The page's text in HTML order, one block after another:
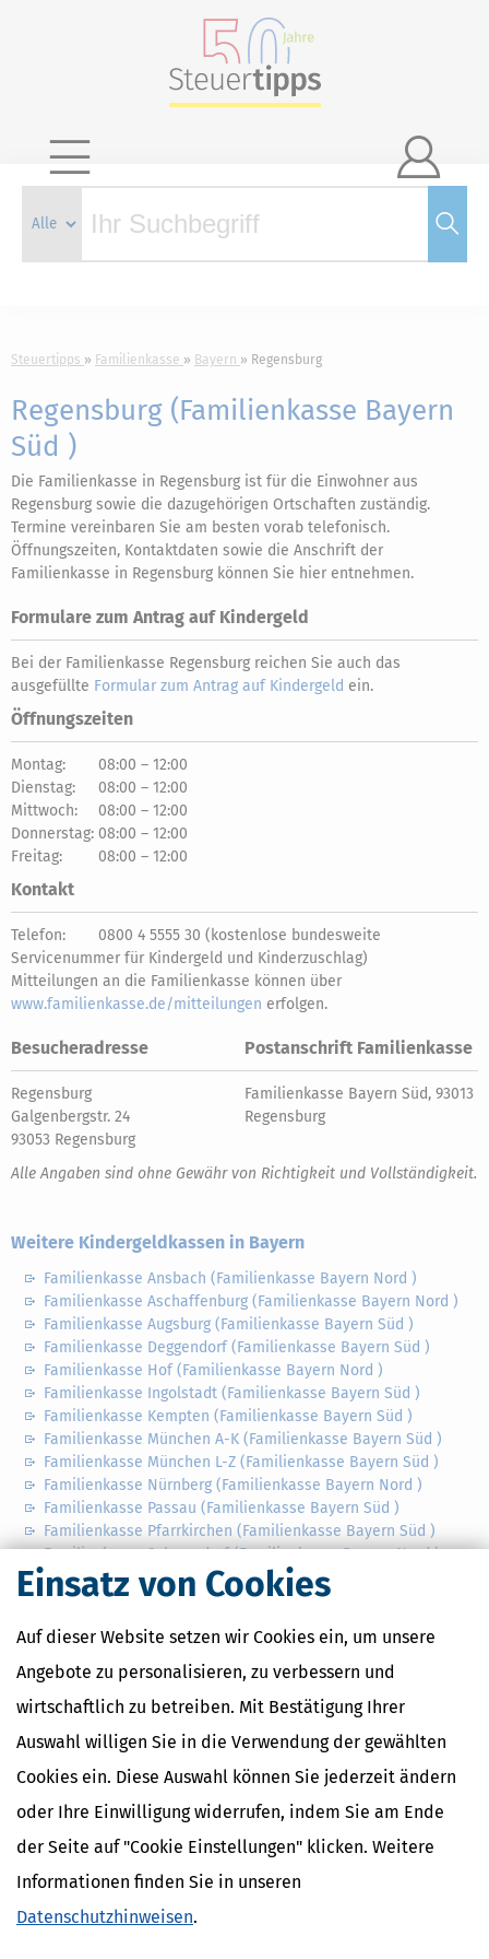
Einsatz von Cookies
Auf dieser Website setzen wir Cookies ein, um unsere
Angebote zu personalisieren, zu verbessern und
wirtschaftlich zu betreiben. Mit Bestätigung Ihrer
Auswahl willigen Sie in die Verwendung der gewählten
Cookies ein. Diese Auswahl können Sie jederzeit ändern
oder Ihre Einwilligung widerrufen, indem Sie am Ende
der Seite auf "Cookie Einstellungen" klicken. Weitere
Informationen finden Sie in unseren
Datenschutzhinweisen.

Steuertipps Familienkasse Bayern Regensburg
Regensburg (Familienkasse Bayern
Süd )
Die Familienkasse in Regensburg ist für die Einwohner aus
Regensburg sowie die dazugehörigen Ortschaften zuständig.
Termine vereinbaren Sie am besten vorab telefonisch.
Öffnungszeiten, Kontaktdaten sowie die Anschrift der
Familienkasse in Regensburg können Sie hier entnehmen.
Formulare zum Antrag auf Kindergeld
Bei der Familienkasse Regensburg reichen Sie auch das
ausgefüllte Formular zum Antrag auf Kindergeld ein.
Öffnungszeiten
Montag:
08:00 – 12:00
Dienstag:
08:00 – 12:00
Mittwoch:
08:00 – 12:00
Donnerstag: 08:00 – 12:00
Freitag:
08:00 – 12:00
Kontakt
Telefon:
0800 4 5555 30 (kostenlose bundesweite
Servicenummer für Kindergeld und Kinderzuschlag)
Mitteilungen an die Familienkasse können über
www.familienkasse.de/mitteilungen erfolgen.
Besucheradresse
Regensburg
Galgenbergstr. 24
93053 Regensburg
Postanschrift Familienkasse
Familienkasse Bayern Süd, 93013
Regensburg
Alle Angaben sind ohne Gewähr von Richtigkeit und Vollständigkeit.
Weitere Kindergeldkassen in Bayern
Familienkasse Ansbach (Familienkasse Bayern Nord )
Familienkasse Aschaffenburg (Familienkasse Bayern Nord )
Familienkasse Augsburg (Familienkasse Bayern Süd )
Familienkasse Deggendorf (Familienkasse Bayern Süd )
Familienkasse Hof (Familienkasse Bayern Nord )
Familienkasse Ingolstadt (Familienkasse Bayern Süd )
Familienkasse Kempten (Familienkasse Bayern Süd )
Familienkasse München A-K (Familienkasse Bayern Süd )
Familienkasse München L-Z (Familienkasse Bayern Süd )
Familienkasse Nürnberg (Familienkasse Bayern Nord )
Familienkasse Passau (Familienkasse Bayern Süd )
Familienkasse Pfarrkirchen (Familienkasse Bayern Süd )
Familienkasse Schwandorf (Familienkasse Bayern Nord )
Familienkasse Schweinfurt (Familienkasse Bayern Nord )
Familienkassen
Familienkassen in Deutschland
Familienkassen in Bayern